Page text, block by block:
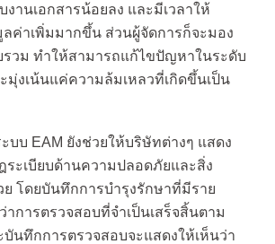
งานเอกสารน้อยลง และมีเวลาให้
ค่าเพิ่มมากขึ้น ส่วนผู้จัดการก็จะมอง
รวม ทำให้สามารถแก้ไขปัญหาในระดับ
มุ่งเน้นแค่ความล้มเหลวที่เกิดขึ้นเป็น
บบ EAM ยังช่วยให้บริษัทต่างๆ แสดง
ะเบียบด้านความปลอดภัยและสิ่ง
โดยบันทึกการบำรุงรักษาที่มีราย
าการตรวจสอบที่จำเป็นเสร็จสิ้นตาม
บันทึกการตรวจสอบจะแสดงให้เห็นว่า